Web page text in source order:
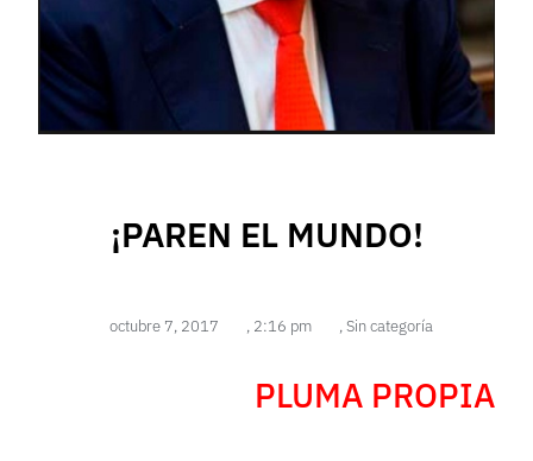
¡PAREN EL MUNDO!
octubre 7, 2017 , 2:16 pm ,Sin categoría
PLUMA PROPIA